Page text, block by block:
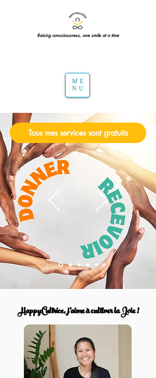
Raising consciousness, one smile at a time
ME
NU
Tous mes services sont gratuits
HappyCultrice, j’aime à cultiver la Joie !